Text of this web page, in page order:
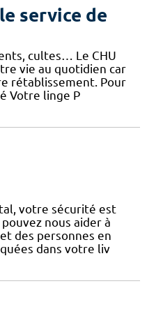
service de
cultes… Le CHU
vie au quotidien car
rétablissement. Pour
Votre linge P
votre sécurité est
nous aider à
des personnes en
dans votre liv